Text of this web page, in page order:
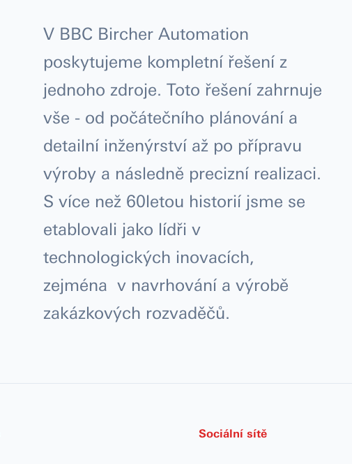
V BBC Bircher Automation
poskytujeme kompletní řešení z
jednoho zdroje. Toto řešení zahrnuje
vše - od počátečního plánování a
detailní inženýrství až po přípravu
výroby a následně precizní realizaci.
S více než 60letou historií jsme se
etablovali jako lídři v
technologických inovacích,
zejména v navrhování a výrobě
zakázkových rozvaděčů.
Sociální sítě